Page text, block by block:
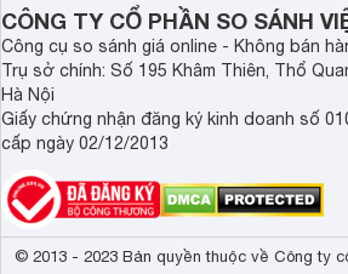
CÔNG TY CỔ PHẦN SO SÁNH
Công cụ so sánh giá online - Không bán
Trụ sở chính: Số 195 Khâm Thiên, Thổ
Hà Nội
Giấy chứng nhận đăng ký kinh doanh số
cấp ngày 02/12/2013
© 2013 - 2023 Bản quyền thuộc về Công ty